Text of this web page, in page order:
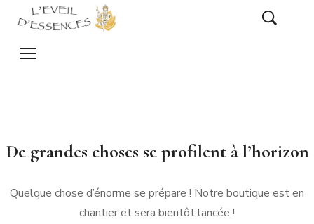
De grandes choses se profilent à l’horizon
Quelque chose d’énorme se prépare ! Notre boutique est en
chantier et sera bientôt lancée !